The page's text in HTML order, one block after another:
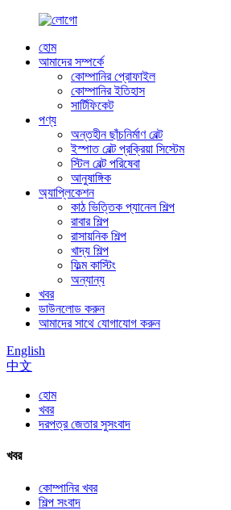
হোম
আমাদের সম্পর্কে
কোম্পানির প্রোফাইল
কোম্পানির ইতিহাস
সার্টিফিকেট
পণ্য
অন্তহীন ছাঁচনির্মাণ বেল্ট
ইস্পাত বেল্ট প্রক্রিয়া সিস্টেম
স্টিল বেল্ট পরিষেবা
আনুষাঙ্গিক
অ্যাপ্লিকেশন
কাঠ ভিত্তিক প্যানেল শিল্প
রাবার শিল্প
রাসায়নিক শিল্প
খাদ্য শিল্প
ফিল্ম কাস্টিং
অন্যান্য
খবর
ডাউনলোড করুন
আমাদের সাথে যোগাযোগ করুন
English
中文
হোম
খবর
দরপত্র জেতার সুসংবাদ
খবর
কোম্পানির খবর
শিল্প সংবাদ